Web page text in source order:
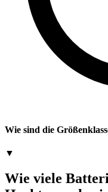
Wie sind die
▼
Wie viele